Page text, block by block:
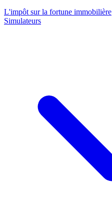
L'impôt sur la fortune immobilière
Simulateurs